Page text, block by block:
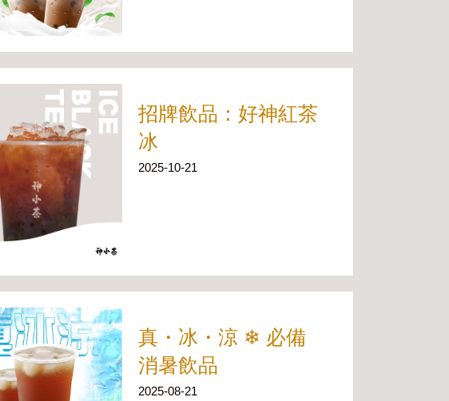
招牌飲品：好神紅茶
冰
2025-10-21
真・冰・涼 ❄︎ 必備
消暑飲品
2025-08-21